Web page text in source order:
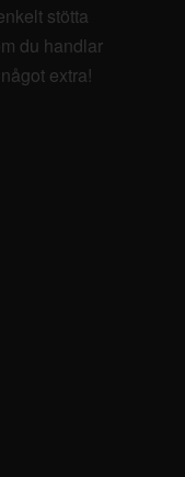
stötta
du handlar
extra!